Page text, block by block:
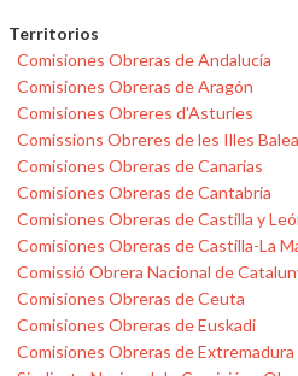
Territorios
Comisiones Obreras de Andalucía
Comisiones Obreras de Aragón
Comisiones Obreres d'Asturies
Comissions Obreres de les Illes
Comisiones Obreras de Canarias
Comisiones Obreras de Cantabria
Comisiones Obreras de Castilla y
Comisiones Obreras de Castilla-La
Comissió Obrera Nacional de
Comisiones Obreras de Ceuta
Comisiones Obreras de Euskadi
Comisiones Obreras de Extremadura